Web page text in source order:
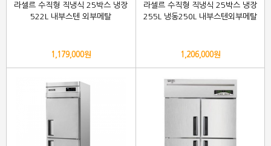
라셀르 수직형 직냉식 25박스 냉장
522L 내부스텐 외부메탈
1,179,000원
라셀르 수직형 직냉식 25박스 냉장
255L 냉동250L 내부스텐외부메탈
1,206,000원